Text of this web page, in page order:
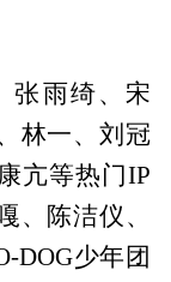
张雨绮、宋
林一、刘冠
亢等热门IP
、陈洁仪、
DOG少年团